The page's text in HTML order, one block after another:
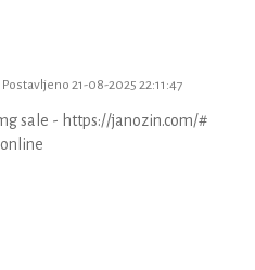
Postavljeno 21-08-2025 22:11:47
sale - https://janozin.com/#